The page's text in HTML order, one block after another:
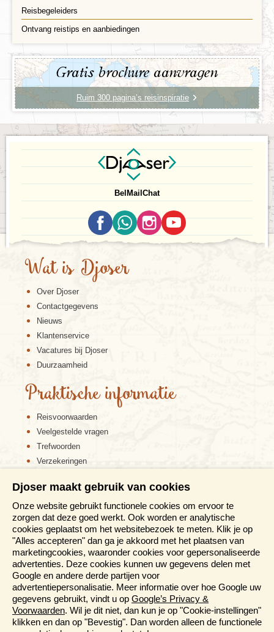
Reisbegeleiders
Ontvang reistips en aanbiedingen
Gratis brochure aanvragen
Ruim 300 pagina’s reisinspiratie
Bel Mail Chat
Wat is Djoser
Over Djoser
Contactgegevens
Nieuws
Klantenservice
Vacatures bij Djoser
Duurzaamheid
Praktische informatie
Reisvoorwaarden
Veelgestelde vragen
Trefwoorden
Verzekeringen
Disclaimer
Cookiebeleid
Privacy verklaring
Reis en boek met Djoser zekerheid
Meer weten?
Brochures aanvragen
Informatiedagen
Magazine
Djoser maakt gebruik van cookies
Onze website gebruikt functionele cookies om ervoor te
zorgen dat deze goed werkt. Ook worden er analytische
cookies geplaatst om het websitebezoek te meten. Klik je op
"Alles accepteren" dan ga je akkoord met het plaatsen van
marketingcookies, waaronder cookies voor gepersonaliseerde
advertenties. Deze cookies kunnen uw gegevens delen met
Google en andere derde partijen voor
advertentiepersonalisatie. Meer informatie over hoe Google uw
gegevens gebruikt, vindt u op Google’s Privacy &
Voorwaarden. Wil je dit niet, dan kun je op "Cookie-instellingen"
klikken en dan op "Bevestig". Dan worden alleen de functionele